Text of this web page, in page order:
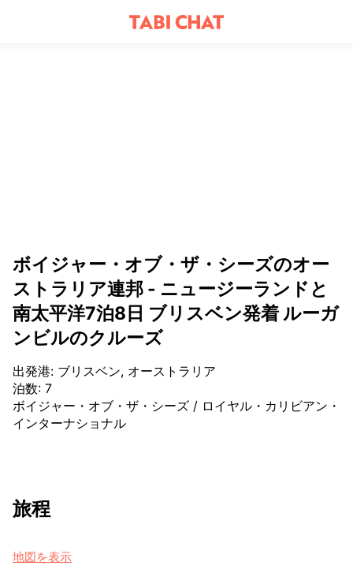
ボイジャー・オブ・ザ・シーズのオー
ストラリア連邦 - ニュージーランドと
南太平洋7泊8日 ブリスベン発着 ルーガ
ンビルのクルーズ
出発港: ブリスベン, オーストラリア
泊数: 7
ボイジャー・オブ・ザ・シーズ / ロイヤル・カリビアン・
インターナショナル
旅程
地図を表示